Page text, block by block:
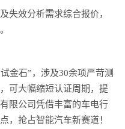
失效分析需求综合报价，
金石”，涉及30余项严苛测
可大幅缩短认证周期，提
限公司凭借丰富的车电行
，抢占智能汽车新赛道！